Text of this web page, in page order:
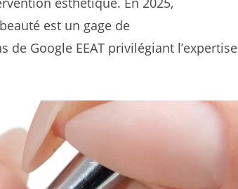
est un gage de
Google EEAT privilégiant l’expertise